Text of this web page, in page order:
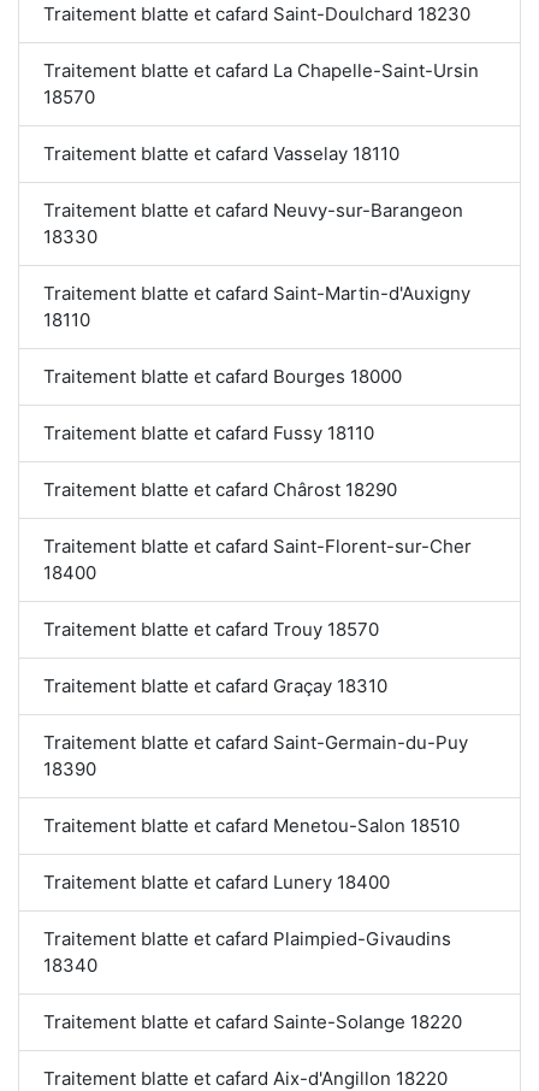
Traitement blatte et cafard Saint-Doulchard 18230
Traitement blatte et cafard La Chapelle-Saint-Ursin
18570
Traitement blatte et cafard Vasselay 18110
Traitement blatte et cafard Neuvy-sur-Barangeon
18330
Traitement blatte et cafard Saint-Martin-d'Auxigny
18110
Traitement blatte et cafard Bourges 18000
Traitement blatte et cafard Fussy 18110
Traitement blatte et cafard Chârost 18290
Traitement blatte et cafard Saint-Florent-sur-Cher
18400
Traitement blatte et cafard Trouy 18570
Traitement blatte et cafard Graçay 18310
Traitement blatte et cafard Saint-Germain-du-Puy
18390
Traitement blatte et cafard Menetou-Salon 18510
Traitement blatte et cafard Lunery 18400
Traitement blatte et cafard Plaimpied-Givaudins
18340
Traitement blatte et cafard Sainte-Solange 18220
Traitement blatte et cafard Aix-d'Angillon 18220